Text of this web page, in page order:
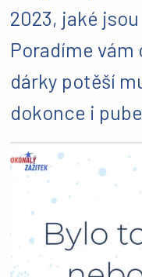
2023, jaké
Poradíme vám
dárky potěší
dokonce i